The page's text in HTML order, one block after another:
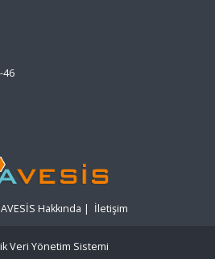
46
AVESİS Hakkında | İletişim
Veri Yönetim Sistemi